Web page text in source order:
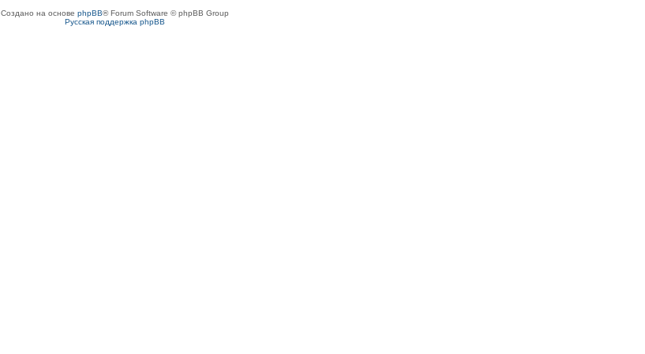
Создано на основе phpBB® Forum Software © phpBB Group
Русская поддержка phpBB